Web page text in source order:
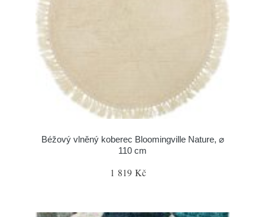
Béžový vlněný koberec Bloomingville Nature, ⌀
110 cm
1 819 Kč